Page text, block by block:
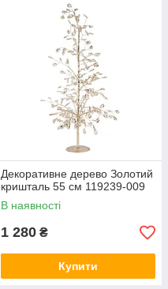
Декоративне дерево Золотий
кришталь 55 см 119239-009
В наявності
1 280 ₴
Купити